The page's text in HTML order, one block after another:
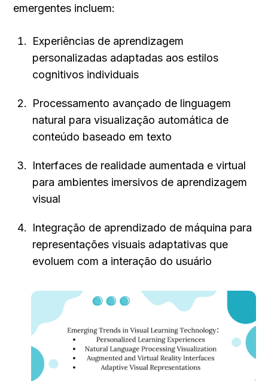
emergentes incluem:
Experiências de aprendizagem
personalizadas adaptadas aos estilos
cognitivos individuais
Processamento avançado de linguagem
natural para visualização automática de
conteúdo baseado em texto
Interfaces de realidade aumentada e virtual
para ambientes imersivos de aprendizagem
visual
Integração de aprendizado de máquina para
representações visuais adaptativas que
evoluem com a interação do usuário